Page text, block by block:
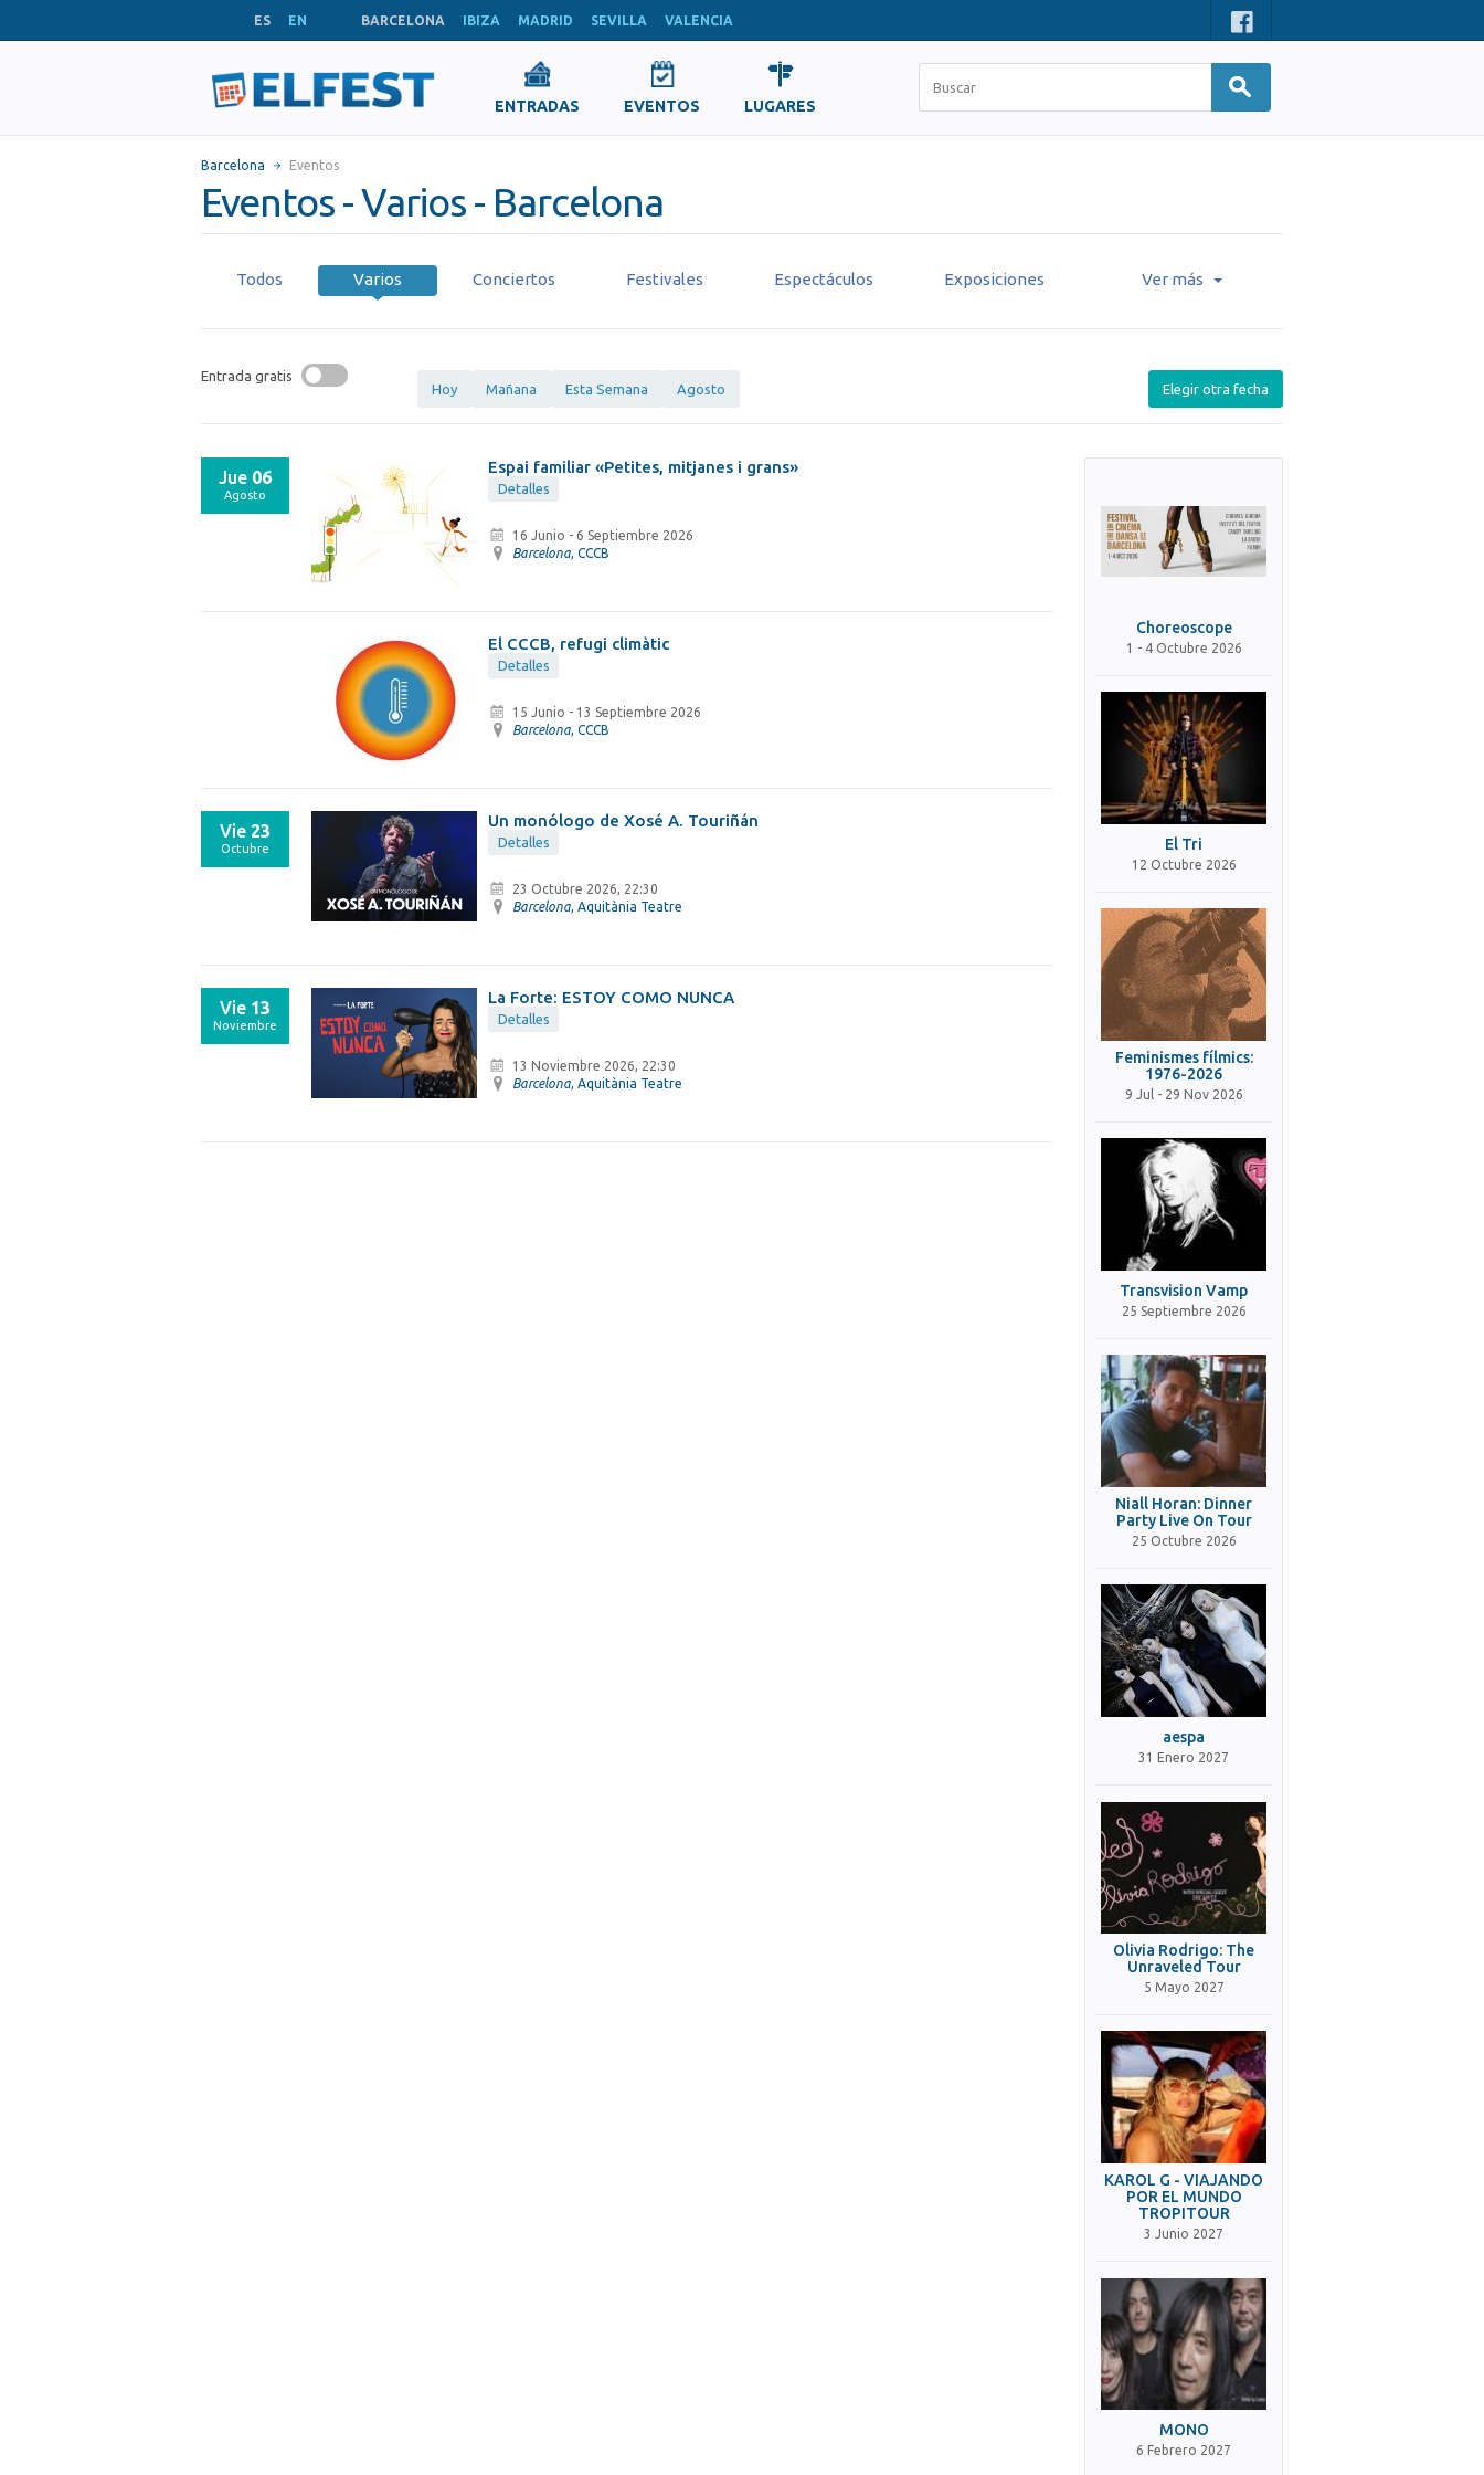
ES EN BARCELONA IBIZA MADRID SEVILLA VALENCIA
ENTRADAS EVENTOS LUGARES
Barcelona Eventos
Eventos - Varios - Barcelona
Todos Varios Conciertos Festivales Espectáculos Exposiciones Ver más
Entrada gratis
Hoy
Mañana Esta Semana Agosto Elegir otra fecha
Jue 06
Agosto
Espai familiar «Petites, mitjanes i grans»
Detalles
16 Junio - 6 Septiembre 2026
Barcelona, CCCB
El CCCB, refugi climàtic
Detalles
15 Junio - 13 Septiembre 2026
Barcelona, CCCB
Vie 23
Octubre
Un monólogo de Xosé A. Touriñán
Detalles
23 Octubre 2026, 22:30
Barcelona, Aquitània Teatre
Vie 13
Noviembre
La Forte: ESTOY COMO NUNCA
Detalles
13 Noviembre 2026, 22:30
Barcelona, Aquitània Teatre
Choreoscope
1 - 4 Octubre 2026
El Tri
12 Octubre 2026
Feminismes fílmics:
1976-2026
9 Jul - 29 Nov 2026
Transvision Vamp
25 Septiembre 2026
Niall Horan: Dinner
Party Live On Tour
25 Octubre 2026
aespa
31 Enero 2027
Olivia Rodrigo: The
Unraveled Tour
5 Mayo 2027
KAROL G - VIAJANDO
POR EL MUNDO
TROPITOUR
3 Junio 2027
MONO
6 Febrero 2027